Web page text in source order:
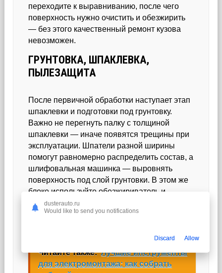
переходите к выравниванию, после чего
поверхность нужно очистить и обезжирить
— без этого качественный ремонт кузова
невозможен.
ГРУНТОВКА, ШПАКЛЕВКА,
ПЫЛЕЗАЩИТА
После первичной обработки наступает этап
шпаклевки и подготовки под грунтовку.
Важно не перегнуть палку с толщиной
шпаклевки — иначе появятся трещины при
эксплуатации. Шпатели разной ширины
помогут равномерно распределить состав, а
шлифовальная машинка — выровнять
поверхность под слой грунтовки. В этом же
блоке используйте обезжириватель и
чистящие растворители для удаления
остатков материалов, чтобы итоговый слой
Читайте также: Лучшие инструменты
для электромонтажа: как собрать
dusterauto.ru
Would like to send you notifications
Discard Allow